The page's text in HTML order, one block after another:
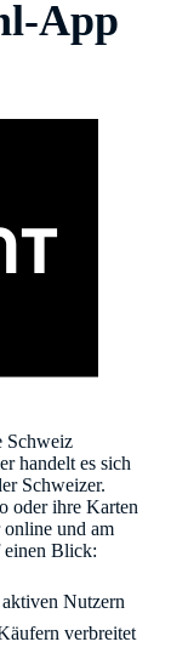
App
Schweiz
handelt es sich
Schweizer.
oder ihre Karten
und am
einen Blick:
Nutzern
verbreitet